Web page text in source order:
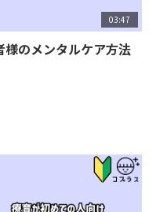
03:47
様のメンタルケア方法